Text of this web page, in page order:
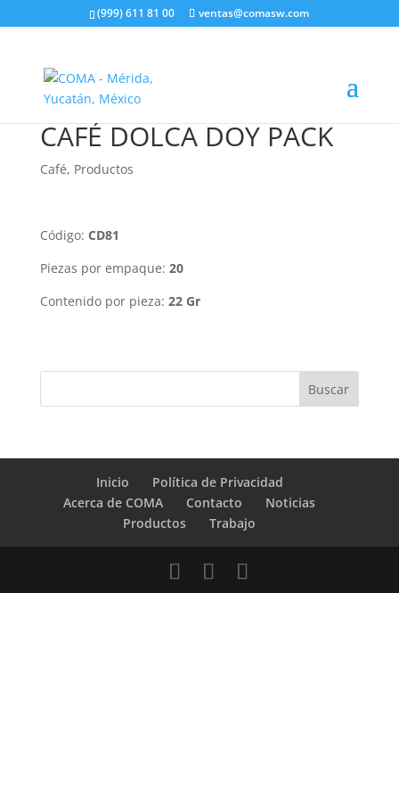
(999) 611 81 00 ventas@comasw.com
CAFÉ DOLCA DOY PACK
Café, Productos
Código: CD81
Piezas por empaque: 20
Contenido por pieza: 22 Gr
Inicio
Política de Privacidad
Acerca de COMA
Contacto
Noticias
Productos
Trabajo